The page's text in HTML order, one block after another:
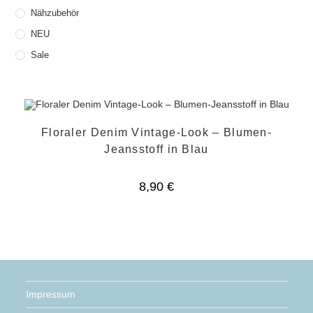
Nähzubehör
NEU
Sale
Floraler Denim Vintage-Look – Blumen-
Jeansstoff in Blau
8,90 €
Impressum